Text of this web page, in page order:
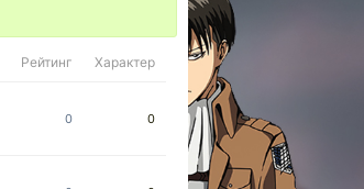
Рейтинг Характер
0 0